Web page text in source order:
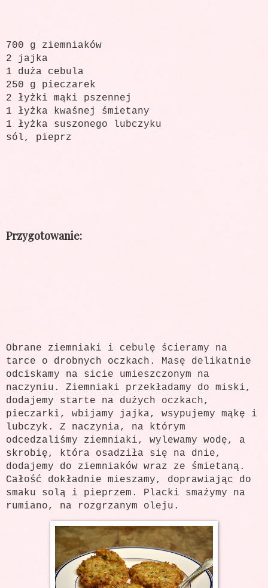
700 g ziemniaków
2 jajka
1 duża cebula
250 g pieczarek
2 łyżki mąki pszennej
1 łyżka kwaśnej śmietany
1 łyżka suszonego lubczyku
sól, pieprz
Przygotowanie:
Obrane ziemniaki i cebulę ścieramy na
tarce o drobnych oczkach. Masę delikatnie
odciskamy na sicie umieszczonym na
naczyniu. Ziemniaki przekładamy do miski,
dodajemy starte na dużych oczkach,
pieczarki, wbijamy jajka, wsypujemy mąkę i
lubczyk. Z naczynia, na którym
odcedzaliśmy ziemniaki, wylewamy wodę, a
skrobię, która osadziła się na dnie,
dodajemy do ziemniaków wraz ze śmietaną.
Całość dokładnie mieszamy, doprawiając do
smaku solą i pieprzem. Placki smażymy na
rumiano, na rozgrzanym oleju.